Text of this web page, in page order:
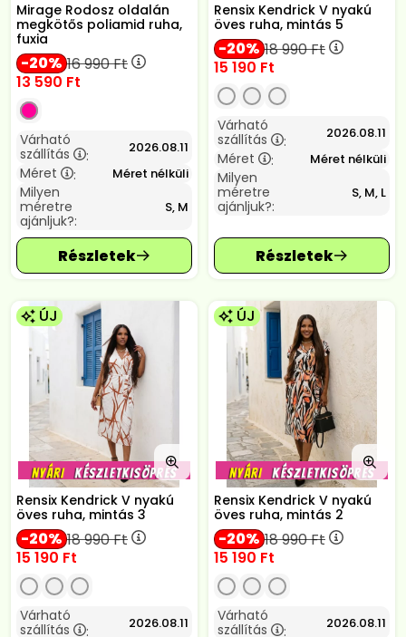
Mirage Rodosz oldalán
megkötős poliamid ruha,
fuxia
20 16 990Ft
13 590 Ft
Várható
szállítás
: 2026.08.11
Méret : Méret nélküli
Milyen
méretre
ajánljuk?:
S, M
Rensix Kendrick V nyakú
öves ruha, mintás 5
20 18 990Ft
15 190 Ft
Várható
szállítás
: 2026.08.11
Méret : Méret nélküli
Milyen
méretre
ajánljuk?:
S, M, L
ÚJ
Rensix Kendrick V nyakú
öves ruha, mintás 3
20 18 990Ft
15 190 Ft
Várható
szállítás
: 2026.08.11
ÚJ
Rensix Kendrick V nyakú
öves ruha, mintás 2
20 18 990Ft
15 190 Ft
Várható
szállítás
: 2026.08.11